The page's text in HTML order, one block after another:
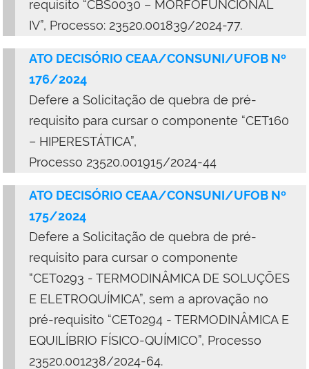
requisito “CBS0030 – MORFOFUNCIONAL
IV”, Processo: 23520.001839/2024-77.
ATO DECISÓRIO CEAA/CONSUNI/UFOB Nº
176/2024
Defere a Solicitação de quebra de pré-
requisito para cursar o componente “CET160
– HIPERESTÁTICA”,
Processo 23520.001915/2024-44
ATO DECISÓRIO CEAA/CONSUNI/UFOB Nº
175/2024
Defere a Solicitação de quebra de pré-
requisito para cursar o componente
“CET0293 - TERMODINÂMICA DE SOLUÇÕES
E ELETROQUÍMICA”, sem a aprovação no
pré-requisito “CET0294 - TERMODINÂMICA E
EQUILÍBRIO FÍSICO-QUÍMICO”, Processo
23520.001238/2024-64.